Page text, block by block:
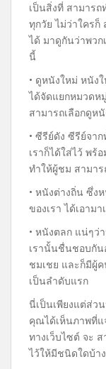
เป็นสิ่งที่ สามาร
ทุกวัย ไม่ว่าใครก็
ได้ มาดูกันว่าพวก
นี้
• ดูหนังใหม่ หนัง
ได้จัดแยกหมวดห
สามารถเลือกดูห
• ซีรีย์ดัง ซีรีย์จา
เราก็ได้ใส่ไว้ พ
ทำให้ผู้ชม สามา
• หนังต่างถิ่น ซึ่ง
ของเรา ได้เอาม
• หนังตลก แน่ๆว่
เรานั้นชื่นชอบกัน
ชมเชย และก็มีผู้
เป็นลำดับแรก
นี่เป็นเพียงแต่ส่ว
คุณได้เห็นภาพที่แ
ทางเว็บไซต์ จะ
ไว้ให้มีชนิดใดบ้า